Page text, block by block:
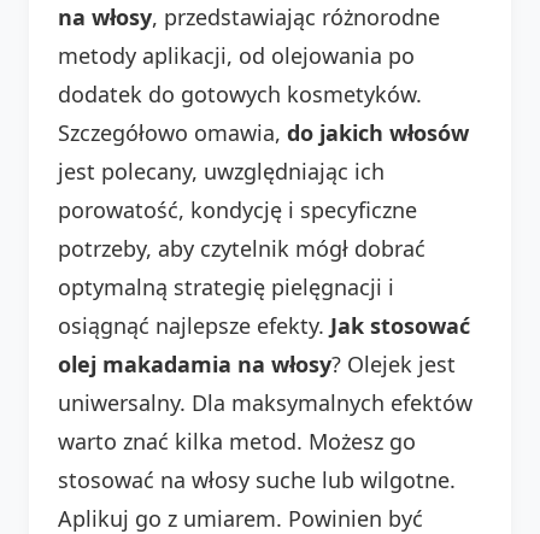
na włosy, przedstawiając różnorodne
metody aplikacji, od olejowania po
dodatek do gotowych kosmetyków.
Szczegółowo omawia, do jakich włosów
jest polecany, uwzględniając ich
porowatość, kondycję i specyficzne
potrzeby, aby czytelnik mógł dobrać
optymalną strategię pielęgnacji i
osiągnąć najlepsze efekty. Jak stosować
olej makadamia na włosy? Olejek jest
uniwersalny. Dla maksymalnych efektów
warto znać kilka metod. Możesz go
stosować na włosy suche lub wilgotne.
Aplikuj go z umiarem. Powinien być